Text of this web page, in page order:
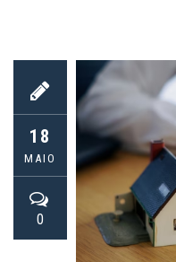
18
MAIO
0